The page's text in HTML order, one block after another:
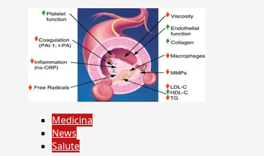
Medicina
News
Salute